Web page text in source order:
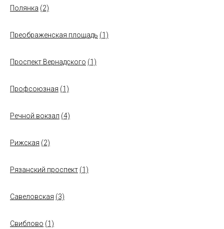
Полянка (2)
Преображенская площадь (1)
Проспект Вернадского (1)
Профсоюзная (1)
Речной вокзал (4)
Рижская (2)
Рязанский проспект (1)
Савеловская (3)
Свиблово (1)